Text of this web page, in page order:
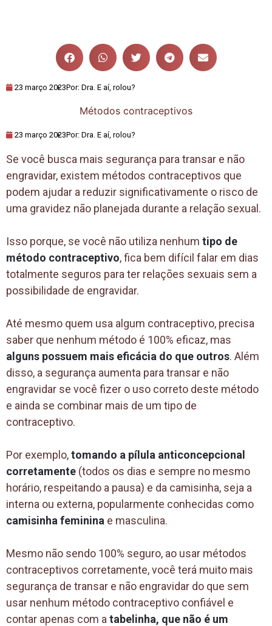
23 março 2023Por: Dra. E aí, rolou?
Métodos contraceptivos
23 março 2023Por: Dra. E aí, rolou?
Se você busca mais segurança para transar e não
engravidar, existem métodos contraceptivos que
podem ajudar a reduzir significativamente o risco de
uma gravidez não planejada durante a relação sexual.
Isso porque, se você não utiliza nenhum tipo de
método contraceptivo, fica bem difícil falar em dias
totalmente seguros para ter relações sexuais sem a
possibilidade de engravidar.
Até mesmo quem usa algum contraceptivo, precisa
saber que nenhum método é 100% eficaz, mas
alguns possuem mais eficácia do que outros. Além
disso, a segurança aumenta para transar e não
engravidar se você fizer o uso correto deste método
e ainda se combinar mais de um tipo de
contraceptivo.
Por exemplo,tomando a pílula anticoncepcional
corretamente (todos os dias e sempre no mesmo
horário, respeitando a pausa) e da camisinha, seja a
interna ou externa, popularmente conhecidas como
camisinha feminina e masculina.
Mesmo não sendo 100% seguro, ao usar métodos
contraceptivos corretamente, você terá muito mais
segurança de transar e não engravidar do que sem
usar nenhum método contraceptivo confiável e
contar apenas com a tabelinha, que não é um